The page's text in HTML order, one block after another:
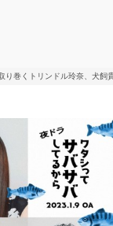
り巻くトリンドル玲奈、犬飼